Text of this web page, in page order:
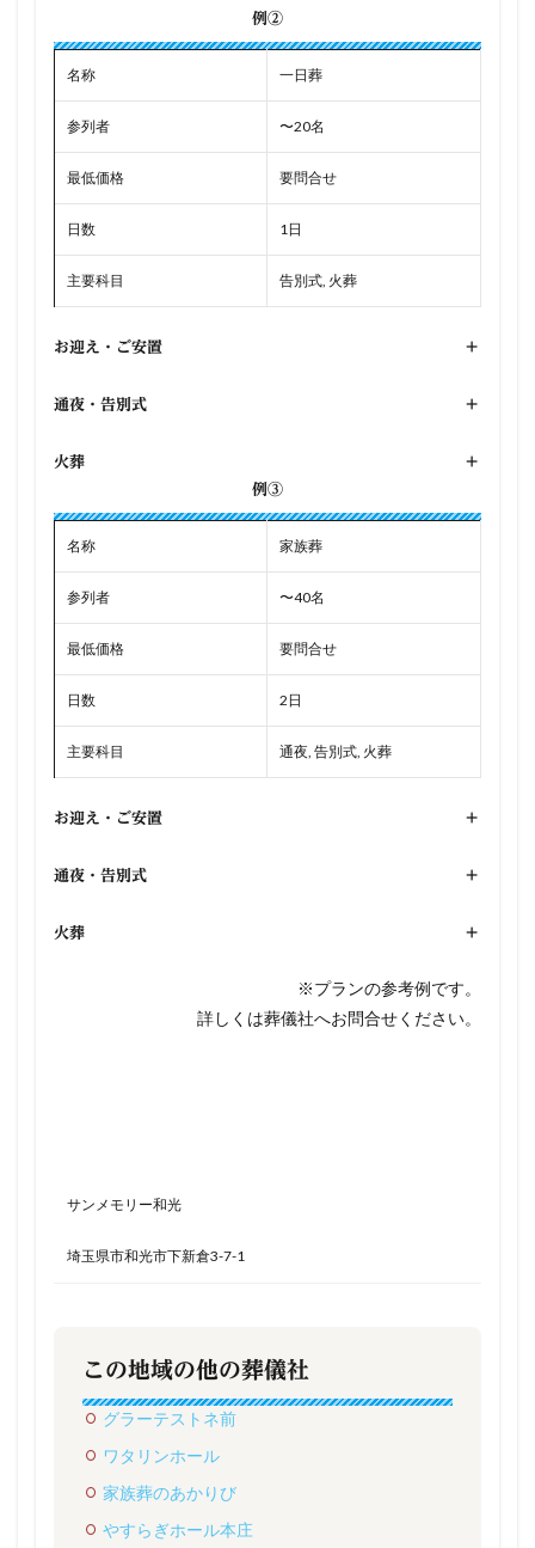
例②
名称 一日葬
参列者 〜20名
最低価格 要問合せ
日数 1日
主要科目 告別式, 火葬
お迎え・ご安置 +
通夜・告別式 +
火葬
+
例③
名称 家族葬
参列者 〜40名
最低価格 要問合せ
日数 2日
主要科目 通夜, 告別式, 火葬
お迎え・ご安置 +
通夜・告別式 +
火葬 +
※プランの参考例です。
詳しくは葬儀社へお問合せください。
サンメモリー和光
埼玉県市和光市下新倉3-7-1
この地域の他の葬儀社
グラーテストネ前
ワタリンホール
家族葬のあかりび
やすらぎホール本庄